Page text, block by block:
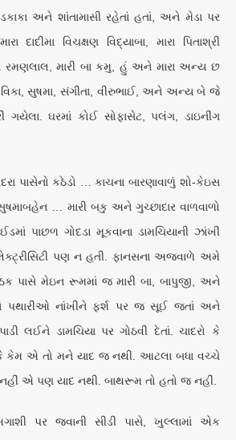
અને શાંતામાસી રહેતાં હતાં, અને મેડા પર
વિચક્ષણ વિદ્યાબા, મારા પિતાશ્રી
રમણલાલ, મારી બા કમુ, હું અને મારા અન્ય છ
સુષમા, સંગીતા, વીરુભાઈ, અને અન્ય બે જે
ગયેલા. ઘરમાં કોઈ સોફાસેટ, પલંગ, ડાઇનીંગ
પાસેનો કઠેડો … કાચના બારણાવાળું શો-કેઇસ
… મારી બકુ અને ગુચ્છાદાર વાળવાળો
પાછળ ગોદડા મૂકવાના ડામચિયાની ઝાંખી
પણ ન હતી. ફાનસના અજવાળે અમે
પાસે મેઇન રૂમમાં જ મારી બા, બાપુજી, અને
પથારીઓ નાંખીને ફર્શ પર જ સૂઈ જતાં અને
લઈને ડામચિયા પર ગોઠવી દેતાં. ચાદરો કે
કેમ એ તો મને યાદ જ નથી. આટલા બધા વચ્ચે
એ પણ યાદ નથી. બાથરૂમ તો હતો જ નહીં.
પર જવાની સીડી પાસે, ખુલ્લામાં એક